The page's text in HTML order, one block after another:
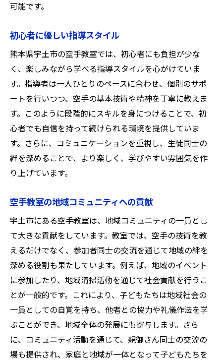
可能です。
初心者に優しい指導スタイル
熊本県宇土市の空手教室では、初心者にも負担が少な
く、楽しみながら学べる指導スタイルを心がけていま
す。指導者は一人ひとりのペースに合わせ、個別のサポ
ートを行いつつ、空手の基本技術や精神を丁寧に教えま
す。このように段階的にスキルを身につけることで、初
心者でも自信を持って続けられる環境を提供していま
す。さらに、コミュニケーションを重視し、生徒同士の
絆を深めることで、より楽しく、学びやすい雰囲気を作
り上げています。
空手教室の地域コミュニティへの貢献
宇土市にある空手教室は、地域コミュニティの一員とし
て大きな貢献をしています。教室では、空手の技術を教
えるだけでなく、参加者同士の交流を通じて地域の絆を
深める役割も果たしています。例えば、地域のイベント
に参加したり、地域清掃活動を通じて社会貢献を行うこ
とが一般的です。これにより、子どもたちは地域社会の
一員としての自覚を持ち、他者との協力や礼儀作法を学
ぶことができ、地域全体の発展にも寄与します。さら
に、コミュニティ活動を通じて、親御さん同士の交流の
場も提供され、家庭と地域が一体となって子どもたちを